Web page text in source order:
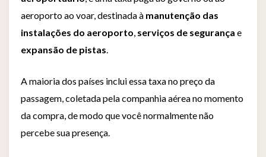
aeroporto ao voar, destinada à manutenção das
instalações do aeroporto serviços de segurança e
expansão de pistas
A maioria dos países inclui essa taxa no preço da
passagem, coletada pela companhia aérea no momento
da compra, de modo que você normalmente não
percebe sua presença.